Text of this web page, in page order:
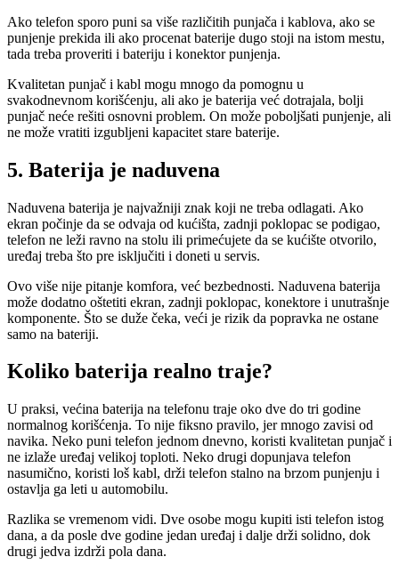
Ako telefon sporo puni sa više različitih punjača i kablova, ako se
punjenje prekida ili ako procenat baterije dugo stoji na istom mestu,
tada treba proveriti i bateriju i konektor punjenja.
Kvalitetan punjač i kabl mogu mnogo da pomognu u
svakodnevnom korišćenju, ali ako je baterija već dotrajala, bolji
punjač neće rešiti osnovni problem. On može poboljšati punjenje, ali
ne može vratiti izgubljeni kapacitet stare baterije.
5. Baterija je naduvena
Naduvena baterija je najvažniji znak koji ne treba odlagati. Ako
ekran počinje da se odvaja od kućišta, zadnji poklopac se podigao,
telefon ne leži ravno na stolu ili primećujete da se kućište otvorilo,
uređaj treba što pre isključiti i doneti u servis.
Ovo više nije pitanje komfora, već bezbednosti. Naduvena baterija
može dodatno oštetiti ekran, zadnji poklopac, konektore i unutrašnje
komponente. Što se duže čeka, veći je rizik da popravka ne ostane
samo na bateriji.
Koliko baterija realno traje?
U praksi, većina baterija na telefonu traje oko dve do tri godine
normalnog korišćenja. To nije fiksno pravilo, jer mnogo zavisi od
navika. Neko puni telefon jednom dnevno, koristi kvalitetan punjač i
ne izlaže uređaj velikoj toploti. Neko drugi dopunjava telefon
nasumično, koristi loš kabl, drži telefon stalno na brzom punjenju i
ostavlja ga leti u automobilu.
Razlika se vremenom vidi. Dve osobe mogu kupiti isti telefon istog
dana, a da posle dve godine jedan uređaj i dalje drži solidno, dok
drugi jedva izdrži pola dana.